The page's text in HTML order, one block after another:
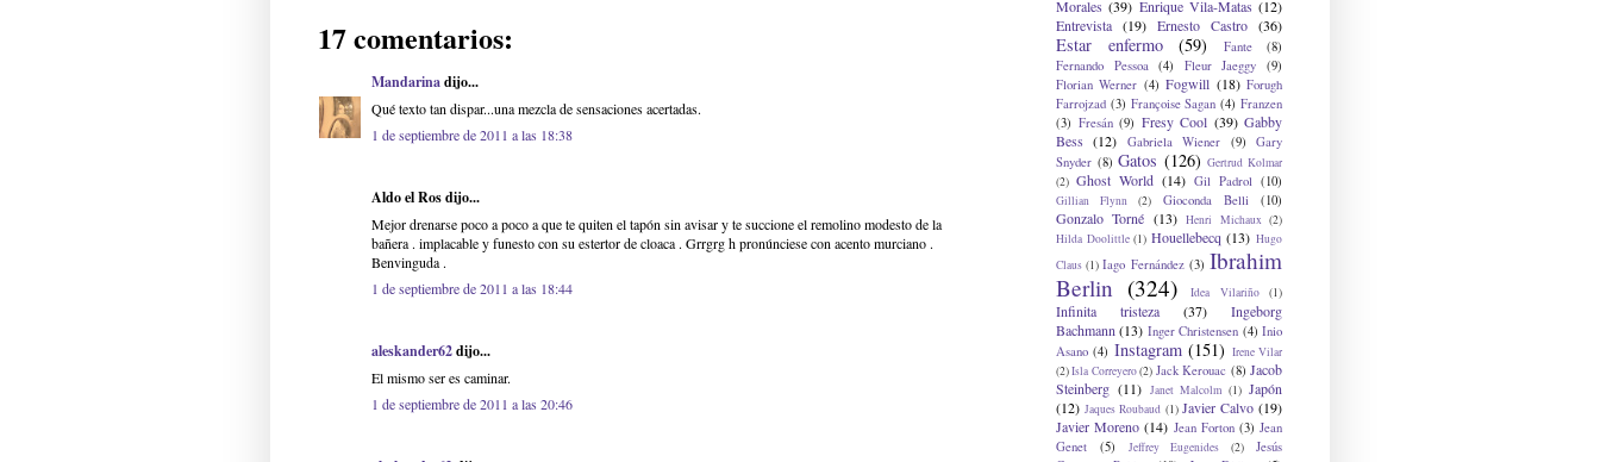
17 comentarios:
Mandarinadijo...
Qué texto tan dispar...una mezcla de sensaciones acertadas.
1 de septiembre de 2011 a las 18:38
Aldo el Ros dijo...
Mejor drenarse poco a poco a que te quiten el tapón sin avisar y te succione el remolino modesto de la
bañera . implacable y funesto con su estertor de cloaca . Grrgrg h pronúnciese con acento murciano .
Benvinguda .
1 de septiembre de 2011 a las 18:44
aleskander62dijo...
El mismo ser es caminar.
1 de septiembre de 2011 a las 20:46
Morales (39) Enrique Vila-Matas (12)
Entrevista (19) Ernesto Castro (36)
Estar enfermo (59) Fante
(8)
Fernando Pessoa
(4) Fleur Jaeggy
(9)
Florian Werner (4) Fogwill (18) Forugh
Farrojzad (3) Françoise Sagan (4) Franzen
(3) Fresán (9) Fresy Cool (39) Gabby
Bess (12) Gabriela Wiener (9)
Gary
Snyder (8) Gatos (126) Gertrud Kolmar
(2) Ghost World (14) Gil Padrol (10)
Gillian Flynn (2) Gioconda Belli (10)
Gonzalo Torné (13) Henri Michaux (2)
Hilda Doolittle (1) Houellebecq (13) Hugo
Claus (1) Iago Fernández (3) Ibrahim
Berlin (324) Idea Vilariño (1)
Infinita tristeza (37)
Ingeborg
Bachmann (13) Inger Christensen (4) Inio
Asano (4) Instagram (151) Irene Vilar
(2)Isla Correyero(2) Jack Kerouac (8) Jacob
Steinberg (11) Janet Malcolm (1) Japón
(12) Jaques Roubaud (1) Javier Calvo (19)
Javier Moreno (14) Jean Forton (3) Jean
Genet
(5) Jeffrey Eugenides (2)
Jesús